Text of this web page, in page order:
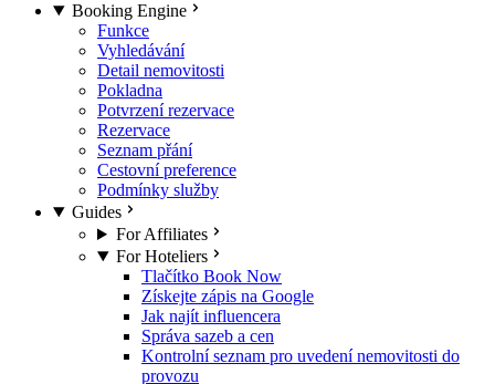
Booking Engine
Funkce
Vyhledávání
Detail nemovitosti
Pokladna
Potvrzení rezervace
Rezervace
Seznam přání
Cestovní preference
Podmínky služby
Guides
For Affiliates
For Hoteliers
Tlačítko Book Now
Získejte zápis na Google
Jak najít influencera
Správa sazeb a cen
Kontrolní seznam pro uvedení nemovitosti do
provozu